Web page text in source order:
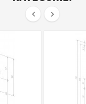
 